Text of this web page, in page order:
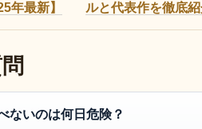
年最新】
ルと代表作を徹底
ないのは何日危険？